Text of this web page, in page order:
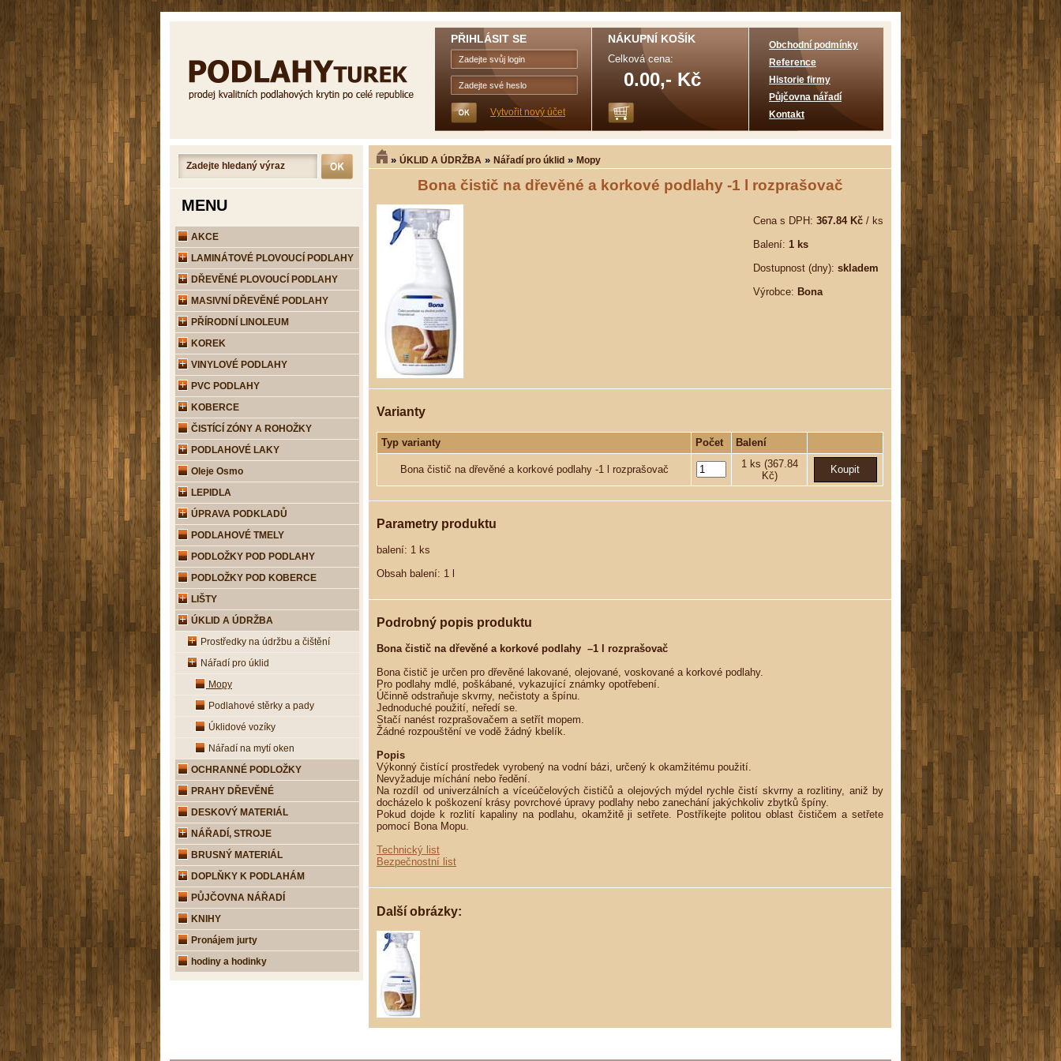
» ÚKLID A ÚDRŽBA » Nářadí pro úklid » Mopy
Bona čistič na dřevěné a korkové podlahy -1 l rozprašovač
Cena s DPH: 367.84 Kč / ks
Balení: 1 ks
Dostupnost (dny): skladem
Výrobce: Bona
Varianty
Typ varianty Počet Balení
Bona čistič na dřevěné a korkové podlahy -1 l rozprašovač 1 ks (367.84
Kč)
Parametry produktu
balení: 1 ks
Obsah balení: 1 l
Podrobný popis produktu
Bona čistič na dřevěné a korkové podlahy –1 l rozprašovač
Bona čistič je určen pro dřevěné lakované, olejované, voskované a korkové podlahy.
Pro podlahy mdlé, poškábané, vykazující známky opotřebení.
Účinně odstraňuje skvrny, nečistoty a špínu.
Jednoduché použití, neředí se.
Stačí nanést rozprašovačem a setřít mopem.
Žádné rozpouštění ve vodě žádný kbelík.
Popis
Výkonný čistící prostředek vyrobený na vodní bázi, určený k okamžitému použití.
Nevyžaduje míchání nebo ředění.
Na rozdíl od univerzálních a víceúčelových čističů a olejových mýdel rychle čistí skvrny a rozlitiny, aniž by
docházelo k poškození krásy povrchové úpravy podlahy nebo zanechání jakýchkoliv zbytků špíny.
Pokud dojde k rozlití kapaliny na podlahu, okamžitě ji setřete. Postříkejte politou oblast čističem a setřete
pomocí Bona Mopu.
Technický list
Bezpečnostní list
Další obrázky:
PŘIHLÁSIT SE
Vytvořit nový účet
NÁKUPNÍ KOŠÍK
Celková cena:
0.00,- Kč
Obchodní podmínky
Reference
Historie firmy
Půjčovna nářadí
Kontakt
MENU
AKCE
LAMINÁTOVÉ PLOVOUCÍ PODLAHY
DŘEVĚNÉ PLOVOUCÍ PODLAHY
MASIVNÍ DŘEVĚNÉ PODLAHY
PŘÍRODNÍ LINOLEUM
KOREK
VINYLOVÉ PODLAHY
PVC PODLAHY
KOBERCE
ČISTÍCÍ ZÓNY A ROHOŽKY
PODLAHOVÉ LAKY
Oleje Osmo
LEPIDLA
ÚPRAVA PODKLADŮ
PODLAHOVÉ TMELY
PODLOŽKY POD PODLAHY
PODLOŽKY POD KOBERCE
LIŠTY
ÚKLID A ÚDRŽBA
Prostředky na údržbu a čištění
Nářadí pro úklid
Mopy
Podlahové stěrky a pady
Úklidové vozíky
Nářadí na mytí oken
OCHRANNÉ PODLOŽKY
PRAHY DŘEVĚNÉ
DESKOVÝ MATERIÁL
NÁŘADÍ, STROJE
BRUSNÝ MATERIÁL
DOPLŇKY K PODLAHÁM
PŮJČOVNA NÁŘADÍ
KNIHY
Pronájem jurty
hodiny a hodinky